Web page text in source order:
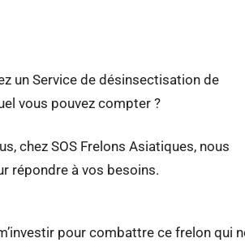
un Service de désinsectisation de
vous pouvez compter ?
chez SOS Frelons Asiatiques, nous
répondre à vos besoins.
pour combattre ce frelon qui